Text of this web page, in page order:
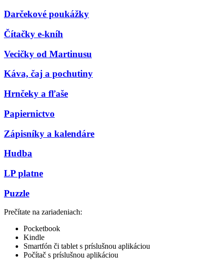
Darčekové poukážky
Čítačky e-kníh
Vecičky od Martinusu
Káva, čaj a pochutiny
Hrnčeky a fľaše
Papiernictvo
Zápisníky a kalendáre
Hudba
LP platne
Puzzle
Prečítate na zariadeniach:
Pocketbook
Kindle
Smartfón či tablet s príslušnou aplikáciou
Počítač s príslušnou aplikáciou